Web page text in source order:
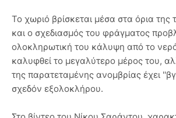
Το χωριό βρίσκεται μέσα στα όρια της
και ο σχεδιασμός του φράγματος
ολοκληρωτική του κάλυψη από το
καλυφθεί το μεγαλύτερο μέρος του,
της παρατεταμένης ανομβρίας έχει
σχεδόν εξολοκλήρου.